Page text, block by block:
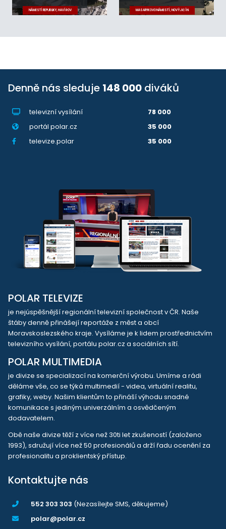
NÁMĚSTÍ REPUBLIKY, HAVÍŘOV MASARYKOVO NÁMĚSTÍ, NOVÝ JIČÍN
Denně nás sleduje 148 000 diváků
televizní vysílání
78 000
portál polar.cz
35 000
televize.polar
35 000
POLAR TELEVIZE
je nejúspěšnější regionální televizní společnost v ČR. Naše
štáby denně přinášejí reportáže z měst a obcí
Moravskoslezského kraje. Vysíláme je k lidem prostřednictvím
televizního vysílání, portálu polar.cz a sociálních sítí.
POLAR MULTIMEDIA
je divize se specializací na komerční výrobu. Umíme a rádi
děláme vše, co se týká multimedií - videa, virtuální realitu,
grafiky, weby. Našim klientům to přináší výhodu snadné
komunikace s jediným univerzálním a osvědčeným
dodavatelem.
Obě naše divize těží z více než 30ti let zkušeností (založeno
1993), sdružují více než 50 profesionálů a drží řadu ocenění za
profesionalitu a proklientský přístup.
Kontaktujte nás
552 303 303 (Nezasílejte SMS, děkujeme)
polar@polar.cz